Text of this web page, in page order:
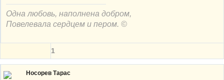
Одна любовь, наполнена добром,
Повелевала сердцем и пером. ©
1
Носорев Тарас